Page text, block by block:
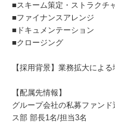
■スキーム策定・ストラクチ
■ファイナンスアレンジ
■ドキュメンテーション
■クロージング
【採用背景】業務拡大による
【配属先情報】
グループ会社の私募ファン
ス部 部長1名/担当3名